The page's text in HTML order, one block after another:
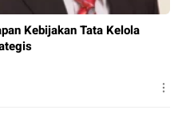
Kebijakan Tata Kelola